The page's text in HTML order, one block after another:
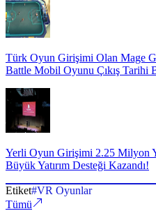
Türk Oyun Girişimi Olan Mage
Battle Mobil Oyunu Çıkış Tarihi
Yerli Oyun Girişimi 2.25 Milyon
Büyük Yatırım Desteği Kazandı!
Etiket#VR Oyunlar
Tümü